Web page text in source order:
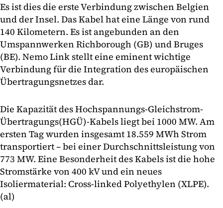
Es ist dies die erste Verbindung zwischen Belgien
und der Insel. Das Kabel hat eine Länge von rund
140 Kilometern. Es ist angebunden an den
Umspannwerken Richborough (GB) und Bruges
(BE). Nemo Link stellt eine eminent wichtige
Verbindung für die Integration des europäischen
Übertragungsnetzes dar.
Die Kapazität des Hochspannungs-Gleichstrom-
Übertragungs(HGÜ)-Kabels liegt bei 1000 MW. Am
ersten Tag wurden insgesamt 18.559 MWh Strom
transportiert – bei einer Durchschnittsleistung von
773 MW. Eine Besonderheit des Kabels ist die hohe
Stromstärke von 400 kV und ein neues
Isoliermaterial: Cross-linked Polyethylen (XLPE).
(al)